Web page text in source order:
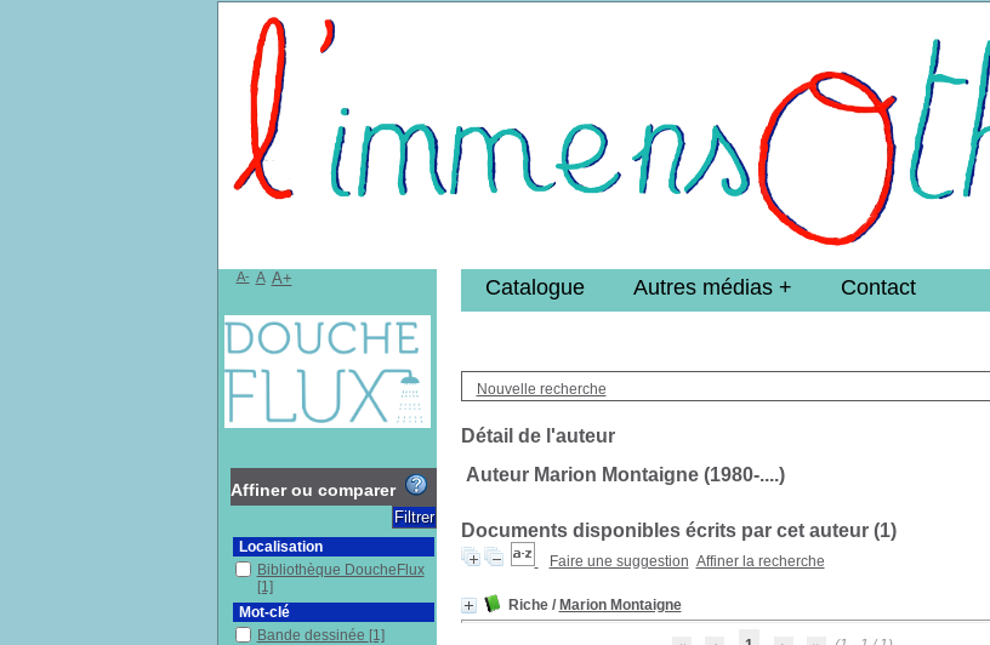
Nouvelle recherche
Détail de l'auteur
Auteur Marion Montaigne (1980-....)
Documents disponibles écrits par cet auteur (1)
Faire une suggestion Affiner la recherche
Riche/ Marion Montaigne
Catalogue Autres médias Contact
A- A A+
Affiner ou comparer
Localisation
Bibliothèque DoucheFlux
[1]
Mot-clé
Bande dessinée [1]